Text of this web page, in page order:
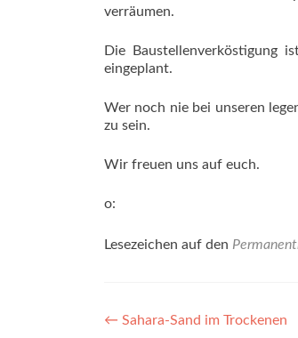
verräumen.
Die Baustellenverköstigung
eingeplant.
Wer noch nie bei unseren
zu sein.
Wir freuen uns auf euch.
o:
Lesezeichen auf den
Beitragsnavigation
← Sahara-Sand im Trockenen